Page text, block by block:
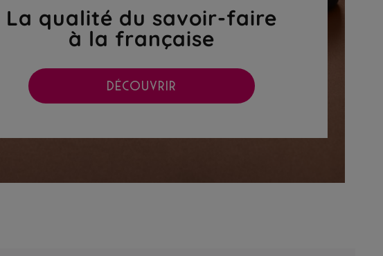
La qualité du savoir-faire
à la française
DÉCOUVRIR